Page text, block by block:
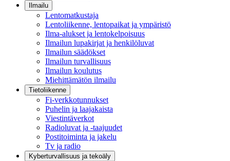
Ilmailu
Lentomatkustaja
Lentoliikenne, lentopaikat ja ympäristö
Ilma-alukset ja lentokelpoisuus
Ilmailun lupakirjat ja henkilöluvat
Ilmailun säädökset
Ilmailun turvallisuus
Ilmailun koulutus
Miehittämätön ilmailu
Tietoliikenne
Fi-verkkotunnukset
Puhelin ja laajakaista
Viestintäverkot
Radioluvat ja -taajuudet
Postitoiminta ja jakelu
Tv ja radio
Kyberturvallisuus ja tekoäly